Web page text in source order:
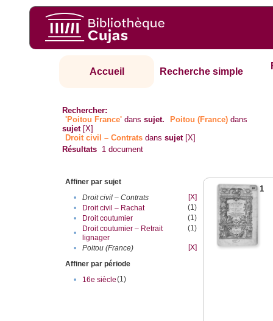
Accueil Recherche simple
Rechercher:
'Poitou France' danssujet. Poitou (France) dans
sujet [X]
Droit civil – Contrats danssujet [X]
Résultats 1 document
Affiner par sujet
•
Droit civil – Contrats
[X]
•
Droit civil – Rachat
(1)
•
Droit coutumier
(1)
•
Droit coutumier – Retrait
lignager
(1)
• Poitou (France)
[X]
Affiner par période
•
16e siècle(1)
1